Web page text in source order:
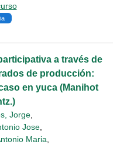
a través de
de producción:
en yuca (Manihot
Jorge
Jose
Maria